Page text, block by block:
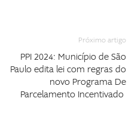
Próximo artigo
PPI 2024: Município de São
Paulo edita lei com regras do
novo Programa De
Parcelamento Incentivado